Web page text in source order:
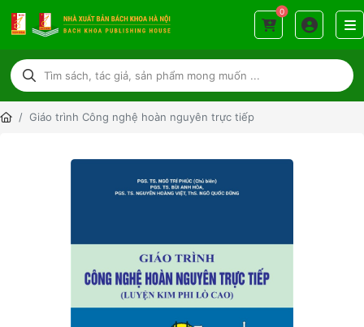
0
Giáo trình Công nghệ hoàn nguyên trực tiếp